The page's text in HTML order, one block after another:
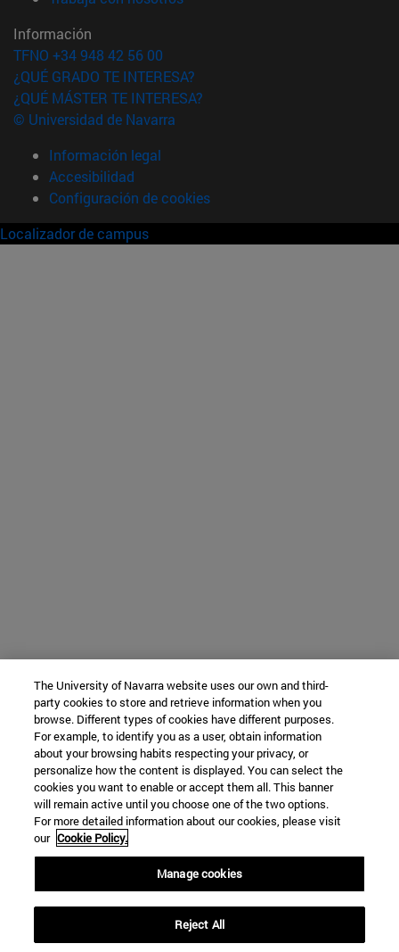
Información
TFNO +34 948 42 56 00
¿QUÉ GRADO TE INTERESA?
¿QUÉ MÁSTER TE INTERESA?
© Universidad de Navarra
Información legal
Accesibilidad
Configuración de cookies
Localizador de campus
The University of Navarra website uses our own and third-
party cookies to store and retrieve information when you
browse. Different types of cookies have different purposes.
For example, to identify you as a user, obtain information
about your browsing habits respecting your privacy, or
personalize how the content is displayed. You can select the
cookies you want to enable or accept them all. This banner
will remain active until you choose one of the two options.
For more detailed information about our cookies, please visit
our Cookie Policy.
Manage cookies
Reject All